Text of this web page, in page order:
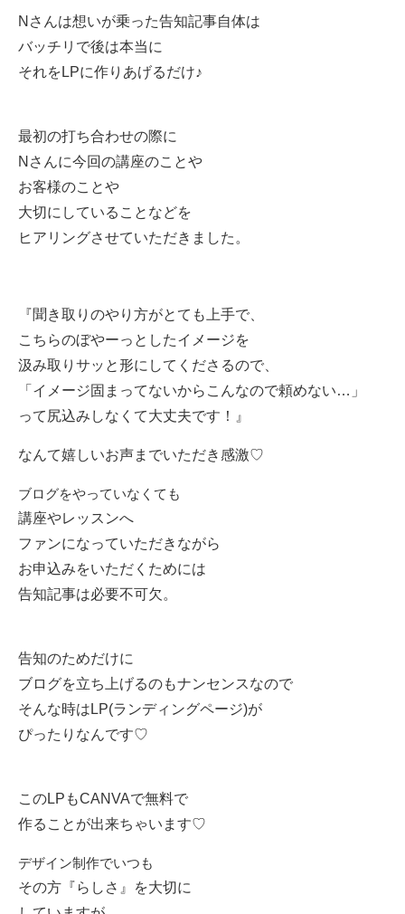
Nさんは想いが乗った告知記事自体は
バッチリで後は本当に
それをLPに作りあげるだけ♪
最初の打ち合わせの際に
Nさんに今回の講座のことや
お客様のことや
大切にしていることなどを
ヒアリングさせていただきました。
『聞き取りのやり方がとても上手で、
こちらのぼやーっとしたイメージを
汲み取りサッと形にしてくださるので、
「イメージ固まってないからこんなので頼めない…」
って尻込みしなくて大丈夫です！』
なんて嬉しいお声までいただき感激♡
ブログをやっていなくても
講座やレッスンへ
ファンになっていただきながら
お申込みをいただくためには
告知記事は必要不可欠。
告知のためだけに
ブログを立ち上げるのもナンセンスなので
そんな時は LP(ランディングページ)が
ぴったりなんです♡
このLP もCANVAで無料で
作ることが出来ちゃいます♡
デザイン制作でいつも
その方『らしさ』を大切に